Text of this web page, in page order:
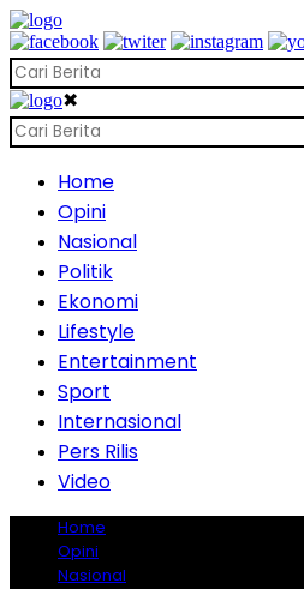
✖
Home
Opini
Nasional
Politik
Ekonomi
Lifestyle
Entertainment
Sport
Internasional
Pers Rilis
Video
Home
Opini
Nasional